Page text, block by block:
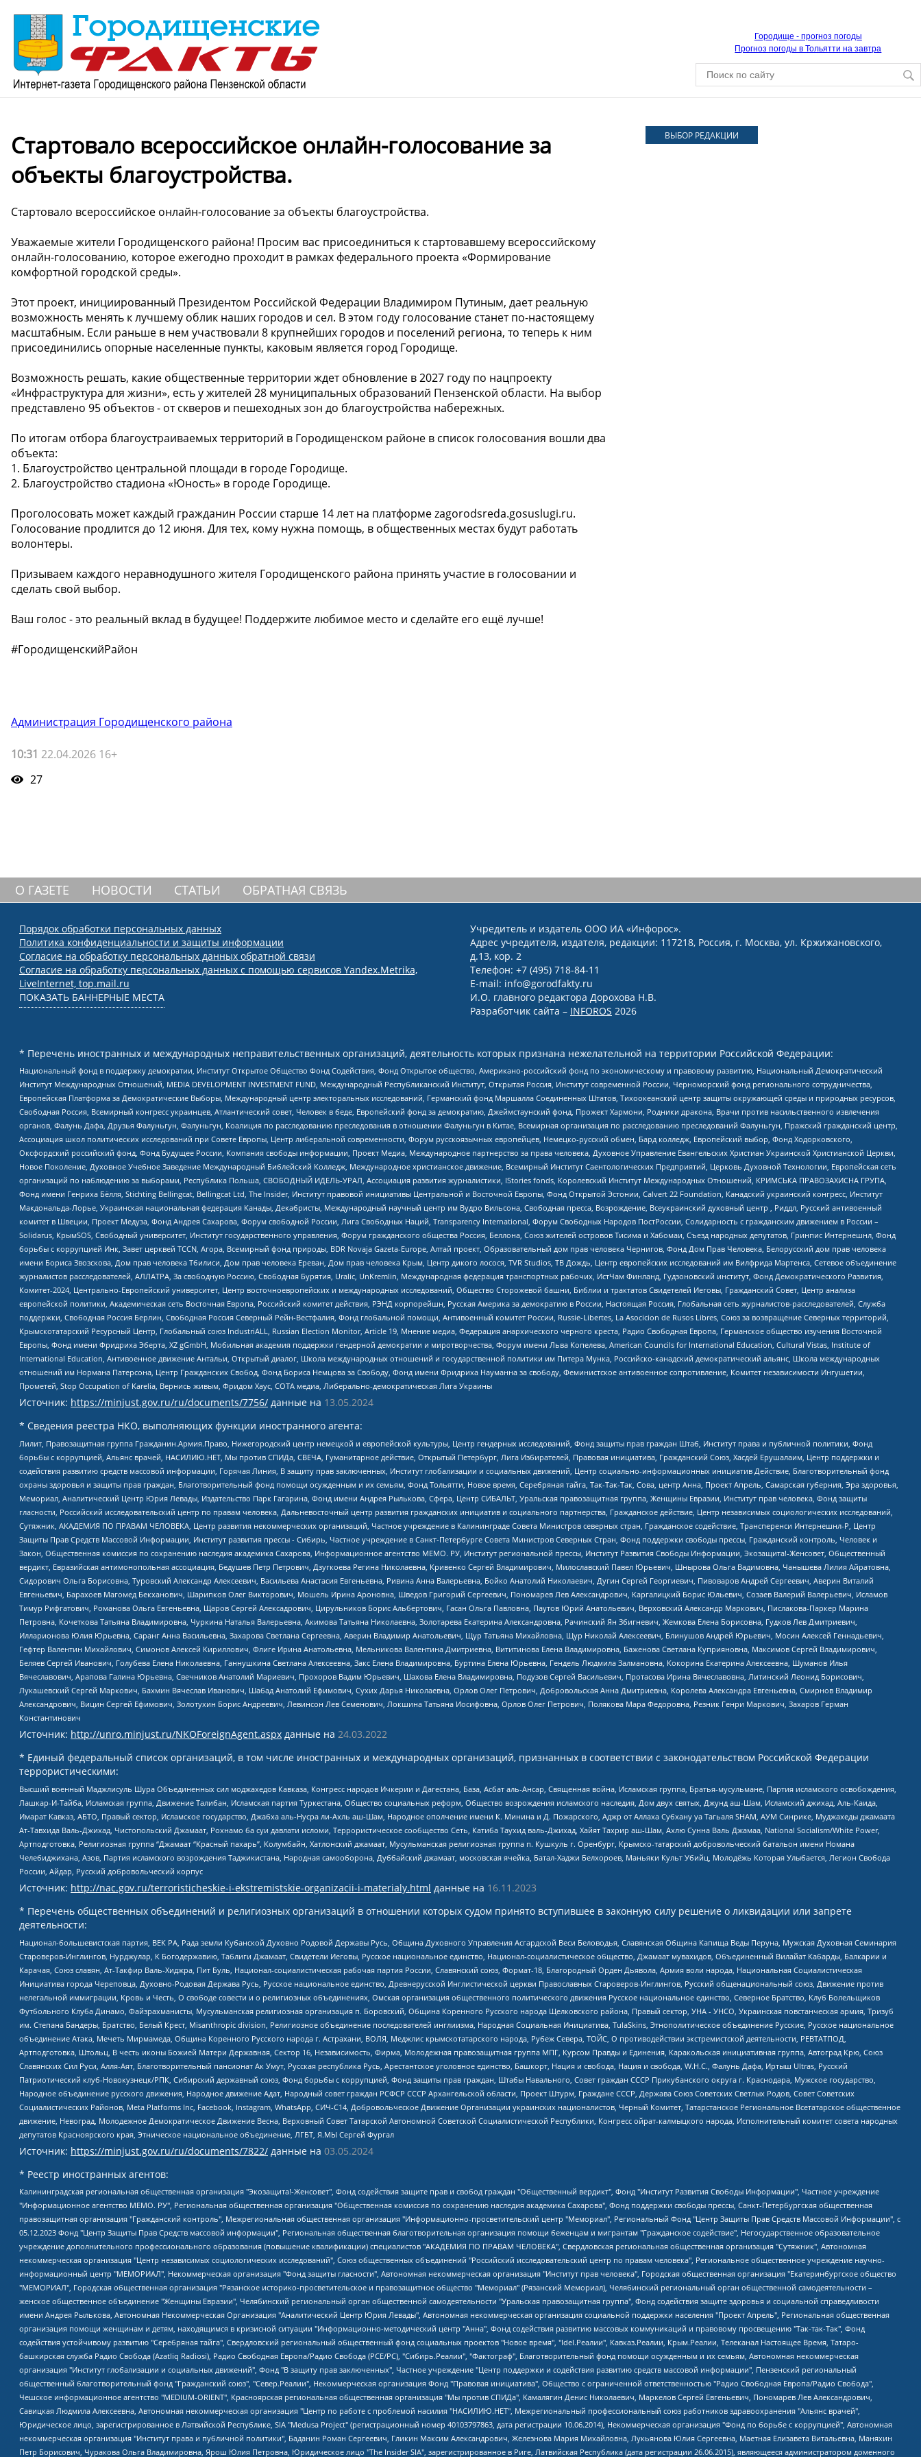
Городище - прогноз погоды
Прогноз погоды в Тольятти на завтра
Стартовало всероссийское онлайн-голосование за
объекты благоустройства.
Стартовало всероссийское онлайн-голосование за объекты благоустройства.
Уважаемые жители Городищенского района! Просим вас присоединиться к стартовавшему всероссийскому
онлайн-голосованию, которое ежегодно проходит в рамках федерального проекта «Формирование
комфортной городской среды».
Этот проект, инициированный Президентом Российской Федерации Владимиром Путиным, дает реальную
возможность менять к лучшему облик наших городов и сел. В этом году голосование станет по-настоящему
масштабным. Если раньше в нем участвовали 8 крупнейших городов и поселений региона, то теперь к ним
присоединились опорные населенные пункты, каковым является город Городище.
Возможность решать, какие общественные территории ждет обновление в 2027 году по нацпроекту
«Инфраструктура для жизни», есть у жителей 28 муниципальных образований Пензенской области. На выбор
представлено 95 объектов - от скверов и пешеходных зон до благоустройства набережных.
По итогам отбора благоустраиваемых территорий в Городищенском районе в список голосования вошли два
объекта:
1. Благоустройство центральной площади в городе Городище.
2. Благоустройство стадиона «Юность» в городе Городище.
Проголосовать может каждый гражданин России старше 14 лет на платформе zagorodsreda.gosuslugi.ru.
Голосование продлится до 12 июня. Для тех, кому нужна помощь, в общественных местах будут работать
волонтеры.
Призываем каждого неравнодушного жителя Городищенского района принять участие в голосовании и
сделать свой выбор.
Ваш голос - это реальный вклад в будущее! Поддержите любимое место и сделайте его ещё лучше!
#ГородищенскийРайон
Администрация Городищенского района
10:31 22.04.2026 16+
27
ВЫБОР РЕДАКЦИИ
О ГАЗЕТЕ НОВОСТИ СТАТЬИ ОБРАТНАЯ СВЯЗЬ
Порядок обработки персональных данных
Политика конфиденциальности и защиты информации
Согласие на обработку персональных данных обратной связи
Согласие на обработку персональных данных с помощью сервисов Yandex.Metrika,
LiveInternet, top.mail.ru
ПОКАЗАТЬ БАННЕРНЫЕ МЕСТА
Учредитель и издатель ООО ИА «Инфорос».
Адрес учредителя, издателя, редакции: 117218, Россия, г. Москва, ул. Кржижановского,
д.13, кор. 2
Телефон: +7 (495) 718-84-11
E-mail: info@gorodfakty.ru
И.О. главного редактора Дорохова Н.В.
Разработчик сайта – INFOROS 2026
* Перечень иностранных и международных неправительственных организаций, деятельность которых признана нежелательной на территории Российской Федерации:
Национальный фонд в поддержку демократии, Институт Открытое Общество Фонд Содействия, Фонд Открытое общество, Американо-российский фонд по экономическому и правовому развитию, Национальный Демократический
Институт Международных Отношений, MEDIA DEVELOPMENT INVESTMENT FUND, Международный Республиканский Институт, Открытая Россия, Институт современной России, Черноморский фонд регионального сотрудничества,
Европейская Платформа за Демократические Выборы, Международный центр электоральных исследований, Германский фонд Маршалла Соединенных Штатов, Тихоокеанский центр защиты окружающей среды и природных ресурсов,
Свободная Россия, Всемирный конгресс украинцев, Атлантический совет, Человек в беде, Европейский фонд за демократию, Джеймстаунский фонд, Прожект Хармони, Родники дракона, Врачи против насильственного извлечения
органов, Фалунь Дафа, Друзья Фалуньгун, Фалуньгун, Коалиция по расследованию преследования в отношении Фалуньгун в Китае, Всемирная организация по расследованию преследований Фалуньгун, Пражский гражданский центр,
Ассоциация школ политических исследований при Совете Европы, Центр либеральной современности, Форум русскоязычных европейцев, Немецко-русский обмен, Бард колледж, Европейский выбор, Фонд Ходорковского,
Оксфордский российский фонд, Фонд Будущее России, Компания свободы информации, Проект Медиа, Международное партнерство за права человека, Духовное Управление Евангельских Христиан Украинской Христианской Церкви,
Новое Поколение, Духовное Учебное Заведение Международный Библейский Колледж, Международное христианское движение, Всемирный Институт Саентологических Предприятий, Церковь Духовной Технологии, Европейская сеть
организаций по наблюдению за выборами, Республика Польша, СВОБОДНЫЙ ИДЕЛЬ-УРАЛ, Ассоциация развития журналистики, IStories fonds, Королевский Институт Международных Отношений, КРИМСЬКА ПРАВОЗАХИСНА ГРУПА,
Фонд имени Генриха Бёлля, Stichting Bellingcat, Bellingcat Ltd, The Insider, Институт правовой инициативы Центральной и Восточной Европы, Фонд Открытой Эстонии, Calvert 22 Foundation, Канадский украинский конгресс, Институт
Макдональда-Лорье, Украинская национальная федерация Канады, Декабристы, Международный научный центр им Вудро Вильсона, Свободная пресса, Возрождение, Всеукраинский духовный центр , Риддл, Русский антивоенный
комитет в Швеции, Проект Медуза, Фонд Андрея Сахарова, Форум свободной России, Лига Свободных Наций, Transparеncy International, Форум Свободных Народов ПостРоссии, Солидарность с гражданским движением в России –
Solidarus, КрымSOS, Свободный университет, Институт государственного управления, Форум гражданского общества Россия, Беллона, Союз жителей островов Тисима и Хабомаи, Съезд народных депутатов, Гринпис Интернешнл, Фонд
борьбы с коррупцией Инк, Завет церквей TCCN, Агора, Всемирный фонд природы, BDR Novaja Gazeta-Europe, Алтай проект, Образовательный дом прав человека Чернигов, Фонд Дом Прав Человека, Белорусский дом прав человека
имени Бориса Звозскова, Дом прав человека Тбилиси, Дом прав человека Ереван, Дом прав человека Крым, Центр дикого лосося, TVR Studios, ТВ Дождь, Центр европейских исследований им Вилфрида Мартенса, Сетевое объединение
журналистов расследователей, АЛЛАТРА, За свободную Россию, Свободная Бурятия, Uralic, UnKremlin, Международная федерация транспортных рабочих, ИстЧам Финланд, Гудзоновский институт, Фонд Демократического Развития,
Комитет-2024, Центрально-Европейский университет, Центр восточноевропейских и международных исследований, Общество Сторожевой башни, Библии и трактатов Свидетелей Иеговы, Гражданский Совет, Центр анализа
европейской политики, Академическая сеть Восточная Европа, Российский комитет действия, РЭНД корпорейшн, Русская Америка за демократию в России, Настоящая Россия, Глобальная сеть журналистов-расследователей, Служба
поддержки, Свободная Россия Берлин, Свободная Россия Северный Рейн-Вестфалия, Фонд глобальной помощи, Антивоенный комитет России, Russie-Libertes, La Asocicion de Rusos Libres, Союз за возвращение Северных территорий,
Крымскотатарский Ресурсный Центр, Глобальный союз IndustriALL, Russian Election Monitor, Article 19, Мнение медиа, Федерация анархического черного креста, Радио Свободная Европа, Германское общество изучения Восточной
Европы, Фонд имени Фридриха Эберта, XZ gGmbH, Мобильная академия поддержки гендерной демократии и миротворчества, Форум имени Льва Копелева, American Councils for International Education, Cultural Vistas, Institute of
International Education, Антивоенное движение Антальи, Открытый диалог, Школа международных отношений и государственной политики им Питера Мунка, Российско-канадский демократический альянс, Школа международных
отношений им Нормана Патерсона, Центр Гражданских Свобод, Фонд Бориса Немцова за Свободу, Фонд имени Фридриха Науманна за свободу, Феминистское антивоенное сопротивление, Комитет независимости Ингушетии,
Прометей, Stop Occupation of Karelia, Вернись живым, Фридом Хаус, СОТА медиа, Либерально-демократическая Лига Украины
Источник: https://minjust.gov.ru/ru/documents/7756/ данные на 13.05.2024
* Сведения реестра НКО, выполняющих функции иностранного агента:
Лилит, Правозащитная группа Гражданин.Армия.Право, Нижегородский центр немецкой и европейской культуры, Центр гендерных исследований, Фонд защиты прав граждан Штаб, Институт права и публичной политики, Фонд
борьбы с коррупцией, Альянс врачей, НАСИЛИЮ.НЕТ, Мы против СПИДа, СВЕЧА, Гуманитарное действие, Открытый Петербург, Лига Избирателей, Правовая инициатива, Гражданский Союз, Хасдей Ерушалаим, Центр поддержки и
содействия развитию средств массовой информации, Горячая Линия, В защиту прав заключенных, Институт глобализации и социальных движений, Центр социально-информационных инициатив Действие, Благотворительный фонд
охраны здоровья и защиты прав граждан, Благотворительный фонд помощи осужденным и их семьям, Фонд Тольятти, Новое время, Серебряная тайга, Так-Так-Так, Сова, центр Анна, Проект Апрель, Самарская губерния, Эра здоровья,
Мемориал, Аналитический Центр Юрия Левады, Издательство Парк Гагарина, Фонд имени Андрея Рылькова, Сфера, Центр СИБАЛЬТ, Уральская правозащитная группа, Женщины Евразии, Институт прав человека, Фонд защиты
гласности, Российский исследовательский центр по правам человека, Дальневосточный центр развития гражданских инициатив и социального партнерства, Гражданское действие, Центр независимых социологических исследований,
Сутяжник, АКАДЕМИЯ ПО ПРАВАМ ЧЕЛОВЕКА, Центр развития некоммерческих организаций, Частное учреждение в Калининграде Совета Министров северных стран, Гражданское содействие, Трансперенси Интернешнл-Р, Центр
Защиты Прав Средств Массовой Информации, Институт развития прессы - Сибирь, Частное учреждение в Санкт-Петербурге Совета Министров Северных Стран, Фонд поддержки свободы прессы, Гражданский контроль, Человек и
Закон, Общественная комиссия по сохранению наследия академика Сахарова, Информационное агентство МЕМО. РУ, Институт региональной прессы, Институт Развития Свободы Информации, Экозащита!-Женсовет, Общественный
вердикт, Евразийская антимонопольная ассоциация, Бедушев Петр Петрович, Дзугкоева Регина Николаевна, Кривенко Сергей Владимирович, Милославский Павел Юрьевич, Шнырова Ольга Вадимовна, Чанышева Лилия Айратовна,
Сидорович Ольга Борисовна, Туровский Александр Алексеевич, Васильева Анастасия Евгеньевна, Ривина Анна Валерьевна, Бойко Анатолий Николаевич, Дугин Сергей Георгиевич, Пивоваров Андрей Сергеевич, Аверин Виталий
Евгеньевич, Барахоев Магомед Бекханович, Шарипков Олег Викторович, Мошель Ирина Ароновна, Шведов Григорий Сергеевич, Пономарев Лев Александрович, Каргалицкий Борис Юльевич, Созаев Валерий Валерьевич, Исламов
Тимур Рифгатович, Романова Ольга Евгеньевна, Щаров Сергей Алексадрович, Цирульников Борис Альбертович, Гасан Ольга Павловна, Паутов Юрий Анатольевич, Верховский Александр Маркович, Пислакова-Паркер Марина
Петровна, Кочеткова Татьяна Владимировна, Чуркина Наталья Валерьевна, Акимова Татьяна Николаевна, Золотарева Екатерина Александровна, Рачинский Ян Збигневич, Жемкова Елена Борисовна, Гудков Лев Дмитриевич,
Илларионова Юлия Юрьевна, Саранг Анна Васильевна, Захарова Светлана Сергеевна, Аверин Владимир Анатольевич, Щур Татьяна Михайловна, Щур Николай Алексеевич, Блинушов Андрей Юрьевич, Мосин Алексей Геннадьевич,
Гефтер Валентин Михайлович, Симонов Алексей Кириллович, Флиге Ирина Анатольевна, Мельникова Валентина Дмитриевна, Вититинова Елена Владимировна, Баженова Светлана Куприяновна, Максимов Сергей Владимирович,
Беляев Сергей Иванович, Голубева Елена Николаевна, Ганнушкина Светлана Алексеевна, Закс Елена Владимировна, Буртина Елена Юрьевна, Гендель Людмила Залмановна, Кокорина Екатерина Алексеевна, Шуманов Илья
Вячеславович, Арапова Галина Юрьевна, Свечников Анатолий Мариевич, Прохоров Вадим Юрьевич, Шахова Елена Владимировна, Подузов Сергей Васильевич, Протасова Ирина Вячеславовна, Литинский Леонид Борисович,
Лукашевский Сергей Маркович, Бахмин Вячеслав Иванович, Шабад Анатолий Ефимович, Сухих Дарья Николаевна, Орлов Олег Петрович, Добровольская Анна Дмитриевна, Королева Александра Евгеньевна, Смирнов Владимир
Александрович, Вицин Сергей Ефимович, Золотухин Борис Андреевич, Левинсон Лев Семенович, Локшина Татьяна Иосифовна, Орлов Олег Петрович, Полякова Мара Федоровна, Резник Генри Маркович, Захаров Герман
Константинович
Источник: http://unro.minjust.ru/NKOForeignAgent.aspx данные на 24.03.2022
* Единый федеральный список организаций, в том числе иностранных и международных организаций, признанных в соответствии с законодательством Российской Федерации
террористическими:
Высший военный Маджлисуль Шура Объединенных сил моджахедов Кавказа, Конгресс народов Ичкерии и Дагестана, База, Асбат аль-Ансар, Священная война, Исламская группа, Братья-мусульмане, Партия исламского освобождения,
Лашкар-И-Тайба, Исламская группа, Движение Талибан, Исламская партия Туркестана, Общество социальных реформ, Общество возрождения исламского наследия, Дом двух святых, Джунд аш-Шам, Исламский джихад, Аль-Каида,
Имарат Кавказ, АБТО, Правый сектор, Исламское государство, Джабха аль-Нусра ли-Ахль аш-Шам, Народное ополчение имени К. Минина и Д. Пожарского, Аджр от Аллаха Субхану уа Тагьаля SHAM, АУМ Синрике, Муджахеды джамаата
Ат-Тавхида Валь-Джихад, Чистопольский Джамаат, Рохнамо ба суи давлати исломи, Террористическое сообщество Сеть, Катиба Таухид валь-Джихад, Хайят Тахрир аш-Шам, Ахлю Сунна Валь Джамаа, National Socialism/White Power,
Артподготовка, Религиозная группа “Джамаат “Красный пахарь”, Колумбайн, Хатлонский джамаат, Мусульманская религиозная группа п. Кушкуль г. Оренбург, Крымско-татарский добровольческий батальон имени Номана
Челебиджихана, Азов, Партия исламского возрождения Таджикистана, Народная самооборона, Дуббайский джамаат, московская ячейка, Батал-Хаджи Белхороев, Маньяки Культ Убийц, Молодёжь Которая Улыбается, Легион Свобода
России, Айдар, Русский добровольческий корпус
Источник: http://nac.gov.ru/terroristicheskie-i-ekstremistskie-organizacii-i-materialy.html данные на 16.11.2023
* Перечень общественных объединений и религиозных организаций в отношении которых судом принято вступившее в законную силу решение о ликвидации или запрете
деятельности:
Национал-большевистская партия, ВЕК РА, Рада земли Кубанской Духовно Родовой Державы Русь, Община Духовного Управления Асгардской Веси Беловодья, Славянская Община Капища Веды Перуна, Мужская Духовная Семинария
Староверов-Инглингов, Нурджулар, К Богодержавию, Таблиги Джамаат, Свидетели Иеговы, Русское национальное единство, Национал-социалистическое общество, Джамаат мувахидов, Объединенный Вилайат Кабарды, Балкарии и
Карачая, Союз славян, Ат-Такфир Валь-Хиджра, Пит Буль, Национал-социалистическая рабочая партия России, Славянский союз, Формат-18, Благородный Орден Дьявола, Армия воли народа, Национальная Социалистическая
Инициатива города Череповца, Духовно-Родовая Держава Русь, Русское национальное единство, Древнерусской Инглистической церкви Православных Староверов-Инглингов, Русский общенациональный союз, Движение против
нелегальной иммиграции, Кровь и Честь, О свободе совести и о религиозных объединениях, Омская организация общественного политического движения Русское национальное единство, Северное Братство, Клуб Болельщиков
Футбольного Клуба Динамо, Файзрахманисты, Мусульманская религиозная организация п. Боровский, Община Коренного Русского народа Щелковского района, Правый сектор, УНА - УНСО, Украинская повстанческая армия, Тризуб
им. Степана Бандеры, Братство, Белый Крест, Misanthropic division, Религиозное объединение последователей инглиизма, Народная Социальная Инициатива, TulaSkins, Этнополитическое объединение Русские, Русское национальное
объединение Атака, Мечеть Мирмамеда, Община Коренного Русского народа г. Астрахани, ВОЛЯ, Меджлис крымскотатарского народа, Рубеж Севера, ТОЙС, О противодействии экстремистской деятельности, РЕВТАТПОД,
Артподготовка, Штольц, В честь иконы Божией Матери Державная, Сектор 16, Независимость, Фирма, Молодежная правозащитная группа МПГ, Курсом Правды и Единения, Каракольская инициативная группа, Автоград Крю, Союз
Славянских Сил Руси, Алля-Аят, Благотворительный пансионат Ак Умут, Русская республика Русь, Арестантское уголовное единство, Башкорт, Нация и свобода, Нация и свобода, W.H.С., Фалунь Дафа, Иртыш Ultras, Русский
Патриотический клуб-Новокузнецк/РПК, Сибирский державный союз, Фонд борьбы с коррупцией, Фонд защиты прав граждан, Штабы Навального, Совет граждан СССР Прикубанского округа г. Краснодара, Мужское государство,
Народное объединение русского движения, Народное движение Адат, Народный совет граждан РСФСР СССР Архангельской области, Проект Штурм, Граждане СССР, Держава Союз Советских Светлых Родов, Совет Советских
Социалистических Районов, Meta Platforms Inc, Facebook, Instagram, WhatsApp, СИЧ-С14, Добровольческое Движение Организации украинских националистов, Черный Комитет, Татарстанское Региональное Всетатарское общественное
движение, Невоград, Молодежное Демократическое Движение Весна, Верховный Совет Татарской Автономной Советской Социалистической Республики, Конгресс ойрат-калмыцкого народа, Исполнительный комитет совета народных
депутатов Красноярского края, Этническое национальное объединение, ЛГБТ, Я.МЫ Сергей Фургал
Источник: https://minjust.gov.ru/ru/documents/7822/ данные на 03.05.2024
* Реестр иностранных агентов:
Калининградская региональная общественная организация "Экозащита!-Женсовет", Фонд содействия защите прав и свобод граждан "Общественный вердикт", Фонд "Институт Развития Свободы Информации", Частное учреждение "Информационное агентство МЕМО. РУ", Региональная общественная организация "Общественная комиссия по сохранению наследия академика Сахарова", Фонд поддержки свободы прессы, Санкт-Петербургская общественная правозащитная организация "Гражданский контроль", Межрегиональная общественная организация "Информационно-просветительский центр "Мемориал", Региональный Фонд "Центр Защиты Прав Средств Массовой Информации", с 05.12.2023 Фонд "Центр Защиты Прав Средств массовой информации", Региональная общественная благотворительная организация помощи беженцам и мигрантам "Гражданское содействие", Негосударственное образовательное учреждение дополнительного профессионального образования (повышение квалификации) специалистов "АКАДЕМИЯ ПО ПРАВАМ ЧЕЛОВЕКА", Свердловская региональная общественная организация "Сутяжник", Автономная некоммерческая организация "Центр независимых социологических исследований", Союз общественных объединений "Российский исследовательский центр по правам человека", Региональное общественное учреждение научно-информационный центр "МЕМОРИАЛ", Некоммерческая организация "Фонд защиты гласности", Автономная некоммерческая организация "Институт прав человека", Городская общественная организация "Екатеринбургское общество "МЕМОРИАЛ", Городская общественная организация "Рязанское историко-просветительское и правозащитное общество "Мемориал" (Рязанский Мемориал), Челябинский региональный орган общественной самодеятельности – женское общественное объединение "Женщины Евразии", Челябинский региональный орган общественной самодеятельности "Уральская правозащитная группа", Фонд содействия защите здоровья и социальной справедливости имени Андрея Рылькова, Автономная Некоммерческая Организация "Аналитический Центр Юрия Левады", Автономная некоммерческая организация социальной поддержки населения "Проект Апрель", Региональная общественная организация помощи женщинам и детям, находящимся в кризисной ситуации "Информационно-методический центр "Анна", Фонд содействия развитию массовых коммуникаций и правовому просвещению "Так-так-Так", Фонд содействия устойчивому развитию "Серебряная тайга", Свердловский региональный общественный фонд социальных проектов "Новое время", "Idel.Реалии", Кавказ.Реалии, Крым.Реалии, Телеканал Настоящее Время, Татаро-башкирская служба Радио Свобода (Azatliq Radiosi), Радио Свободная Европа/Радио Свобода (PCE/PC), "Сибирь.Реалии", "Фактограф", Благотворительный фонд помощи осужденным и их семьям, Автономная некоммерческая организация "Институт глобализации и социальных движений", Фонд "В защиту прав заключенных", Частное учреждение "Центр поддержки и содействия развитию средств массовой информации", Пензенский региональный общественный благотворительный фонд "Гражданский союз", "Север.Реалии", Некоммерческая организация Фонд "Правовая инициатива", Общество с ограниченной ответственностью "Радио Свободная Европа/Радио Свобода", Чешское информационное агентство "MEDIUM-ORIENT", Красноярская региональная общественная организация "Мы против СПИДа", Камалягин Денис Николаевич, Маркелов Сергей Евгеньевич, Пономарев Лев Александрович, Савицкая Людмила Алексеевна, Автономная некоммерческая организация "Центр по работе с проблемой насилия "НАСИЛИЮ.НЕТ", Межрегиональный профессиональный союз работников здравоохранения "Альянс врачей", Юридическое лицо, зарегистрированное в Латвийской Республике, SIA "Medusa Project" (регистрационный номер 40103797863, дата регистрации 10.06.2014), Некоммерческая организация "Фонд по борьбе с коррупцией", Автономная некоммерческая организация "Институт права и публичной политики", Баданин Роман Сергеевич, Гликин Максим Александрович, Железнова Мария Михайловна, Лукьянова Юлия Сергеевна, Маетная Елизавета Витальевна, Маняхин Петр Борисович, Чуракова Ольга Владимировна, Ярош Юлия Петровна, Юридическое лицо "The Insider SIA", зарегистрированное в Риге, Латвийская Республика (дата регистрации 26.06.2015), являющееся администратором доменного имени интернет-издания "The Insider SIA", https://theins.ru, Постернак Алексей Евгеньевич, Рубин Михаил Аркадьевич, Анин Роман Александрович, Юридическое лицо Istories fonds, зарегистрированное в Латвийской Республике (регистрационный номер 50008295751, дата регистрации 24.02.2020), Великовский Дмитрий Александрович, Долинина Ирина Николаевна, Мароховская Алеся Алексеевна, Шлейнов Роман Юрьевич, Шмагун Олеся Валентиновна, Общество с ограниченной ответственностью "Альтаир 2021", Общество с ограниченной ответственностью "Вега 2021", Общество с ограниченной ответственностью "Главный редактор 2021", Общество с ограниченной ответственностью "Ромашки монолит", Важенков Артем Валерьевич, Ивановская областная общественная организация "Центр гендерных исследований", Гурман Юрий Альбертович, Медиапроект "ОВД-Инфо", Егоров Владимир Владимирович, Жилинский Владимир Александрович, Общество с ограниченной ответственностью "ЗП", Иванова София Юрьевна, Карезина Инна Павловна, Кильтау Екатерина Викторовна, Петров Алексей Викторович, Пискунов Сергей Евгеньевич, Смирнов Сергей Сергеевич, Тихонов Михаил Сергеевич, Общество с ограниченной ответственностью "ЖУРНАЛИСТ-ИНОСТРАННЫЙ АГЕНТ", Арапова Галина Юрьевна, Вольтская Татьяна Анатольевна, Американская компания "Mason G.E.S. Anonymous Foundation" (США), являющаяся владельцем интернет-издания https://mnews.world/, Компания "Stichting Bellingcat", зарегистрированная в Нидерландах (дата регистрации 11.07.2018), Захаров Андрей Вячеславович, Клепиковская Екатерина Дмитриевна, Общество с ограниченной ответственностью "МЕМО", Перл Роман Александрович, Симонов Евгений Алексеевич, Соловьева Елена Анатольевна, Сотников Даниил Владимирович, Сурначева Елизавета Дмитриевна, Автономная некоммерческая организация по защите прав человека и информированию населения "Якутия – Наше Мнение", Общество с ограниченной ответственностью "Москоу диджитал медиа", с 26.01.2023 Общество с ограниченной ответственностью "Чайка Белые сады", Ветошкина Валерия Валерьевна, Заговора Максим Александрович, Межрегиональное общественное движение "Российская ЛГБТ - сеть", Оленичев Максим Владимирович, Павлов Иван Юрьевич, Скворцова Елена Сергеевна, Общество с ограниченной ответственностью "Как бы инагент", Кочетков Игорь Викторович, Общество с ограниченной ответственностью "Честные выборы", Еланчик Олег Александрович, Общество с ограниченной ответственностью "Нобелевский призыв", Гималова Регина Эмилевна, Григорьев Андрей Валерьевич, Григорьева Алина Александровна, Ассоциация по содействию защите прав призывников, альтернативнослужащих и военнослужащих "Правозащитная группа "Гражданин.Армия.Право", Хисамова Регина Фаритовна, Автономная некоммерческая организация по реализации социально-правовых программ "Лилит", Дальневосточное общественное движение "Маяк", Санкт-Петербургская ЛГБТ-инициативная группа "Выход", Инициативная группа ЛГБТ+ "Реверс", Алексеев Андрей Викторович, Бекбулатова Таисия Львовна, Беляев Иван Михайлович, Владыкина Елена Сергеевна, Гельман Марат Александрович, Никульшина Вероника Юрьевна, Толоконникова Надежда Андреевна, Шендерович Виктор Анатольевич, Общество с ограниченной ответственностью "Данное сообщение", Общество с ограниченной ответственностью Издательский дом "Новая глава", Айнбиндер Александра Александровна, Московский комьюнити-центр для ЛГБТ+инициатив, Благотворительный фонд развития филантропии, Deutsche Welle (Германия, Kurt-Schumacher-Strasse 3, 53113 Bonn), Борзунова Мария Михайловна, Воробьев Виктор Викторович, Голубева Анна Львовна, Константинова Алла Михайловна, Малкова Ирина Владимировна, Мурадов Мурад Абдулгалимович, Осетинская Елизавета Николаевна, Понасенков Евгений Николаевич, Ганапольский Матвей Юрьевич, Киселев Евгений Алексеевич, Борухович Ирина Григорьевна, Дремин Иван Тимофеевич, Дубровский Дмитрий Викторович, Красноярская региональная общественная организация поддержки и развития альтернативных образовательных технологий и межкультурных коммуникаций "ИНТЕРРА", Маяковская Екатерина Алексеевна, Фейгин Марк Захарович, Филимонов Андрей Викторович, Дзугкоева Регина Николаевна, Доброхотов Роман Александрович, Дудь Юрий Александрович, Елкин Сергей Владимирович, Кругликов Кирилл Игоревич, Сабунаева Мария Леонидовна, Семенов Алексей Владимирович, Шаинян Карен Багратович, Шульман Екатерина Михайловна, Асафьев Артур Валерьевич, Вахштайн Виктор Семенович, Венедиктов Алексей Алексеевич, Лушникова Екатерина Евгеньевна, Волков Леонид Михайлович, Невзоров Александр Глебович, Пархоменко Сергей Борисович, Сироткин Ярослав Николаевич, Кара-Мурза Владимир Владимирович, Баранова Наталья Владимировна, Гозман Леонид Яковлевич, Кагарлицкий Борис Юльевич, Климарев Михаил Валерьевич, Милов Владимир Станиславович, Автономная некоммерческая организация Краснодарский центр современного искусства "Типография", Моргенштерн Алишер Тагирович, Соболь Любовь Эдуардовна, Общество с ограниченной ответственностью "ЛИЗА НОРМ", Каспаров Гарри Кимович, Ходорковский Михаил Борисович, Общество с ограниченной ответственностью "Апрельские тезисы", Данилович Ирина Брониславовна, Кашин Олег Владимирович, Петров Николай Владимирович, Пивоваров Алексей Владимирович, Соколов Михаил Владимирович, Цветкова Юлия Владимировна, Чичваркин Евгений Александрович, Комитет против пыток/Команда против пыток, Общество с ограниченной ответственностью "Первый научный", Общество с ограниченной ответственностью "Вертолет и ко", Белоцерковская Вероника Борисовна, Кац Максим Евгеньевич, Лазарева Татьяна Юрьевна, Шаведдинов Руслан Табризович, Яшин Илья Валерьевич, Общество с ограниченной ответственностью "Иноагент ААВ", Алешковский Дмитрий Петрович, Альбац Евгения Марковна, Быков Дмитрий Львович, Галямина Юлия Евгеньевна, Лойко Сергей Леонидович, Мартынов Кирилл Константинович, Медведев Сергей Александрович, Крашенинников Федор Геннадиевич, Гордеева Катерина Вл